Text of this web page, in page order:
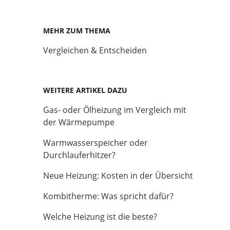
MEHR ZUM THEMA
Vergleichen & Entscheiden
WEITERE ARTIKEL DAZU
Gas- oder Ölheizung im Vergleich mit
der Wärmepumpe
Warmwasserspeicher oder
Durchlauferhitzer?
Neue Heizung: Kosten in der Übersicht
Kombitherme: Was spricht dafür?
Welche Heizung ist die beste?